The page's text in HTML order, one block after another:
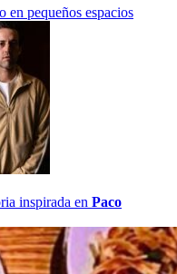
en pequeños espacios
inspirada en Paco